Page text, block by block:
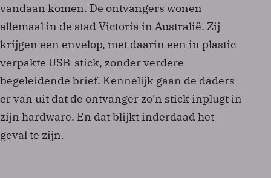
vandaan komen. De ontvangers wonen
allemaal in de stad Victoria in Australië. Zij
krijgen een envelop, met daarin een in plastic
verpakte USB-stick, zonder verdere
begeleidende brief. Kennelijk gaan de daders
er van uit dat de ontvanger zo'n stick inplugt in
zijn hardware. En dat blijkt inderdaad het
geval te zijn.